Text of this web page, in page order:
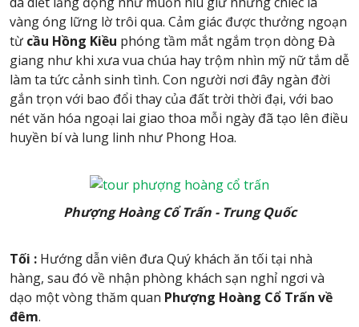
vàng óng lững lờ trôi qua. Cảm giác được thưởng ngoạn
từ cầu Hồng Kiều phóng tầm mắt ngắm trọn dòng Đà
giang như khi xưa vua chúa hay trộm nhìn mỹ nữ tắm dễ
làm ta tức cảnh sinh tình. Con người nơi đây ngàn đời
gắn trọn với bao đổi thay của đất trời thời đại, với bao
nét văn hóa ngoại lai giao thoa mỗi ngày đã tạo lên điều
huyền bí và lung linh như Phong Hoa.
Phượng Hoàng Cổ Trấn - Trung Quốc
Tối : Hướng dẫn viên đưa Quý khách ăn tối tại nhà
hàng, sau đó về nhận phòng khách sạn nghỉ ngơi và
dạo một vòng thăm quan Phượng Hoàng Cổ Trấn về
đêm.